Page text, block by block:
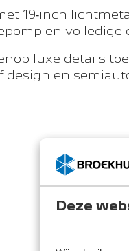
Deze
19‑inch
en volledige
luxe details
design en